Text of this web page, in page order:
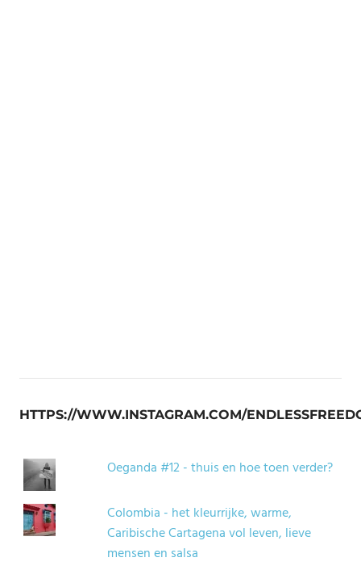
HTTPS://WWW.INSTAGRAM.COM/
Oeganda #12 - thuis en hoe toen verder?
Colombia - het kleurrijke, warme,
Caribische Cartagena vol leven, lieve
mensen en salsa